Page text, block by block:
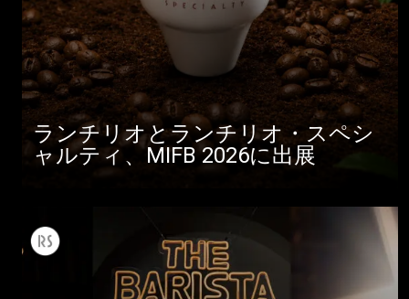
ランチリオとランチリオ・スペシ
ャルティ、MIFB 2026に出展